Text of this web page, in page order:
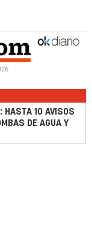
HASTA 10 AVISOS
DE AGUA Y